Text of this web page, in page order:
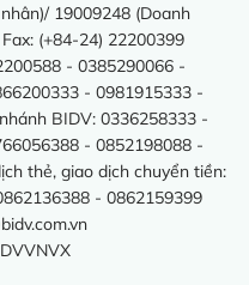
19009248 (Doanh
(+84-24) 22200399
- 0385290066 -
- 0981915333 -
BIDV: 0336258333 -
- 0852198088 -
thẻ, giao dịch chuyển tiền:
- 0862159399